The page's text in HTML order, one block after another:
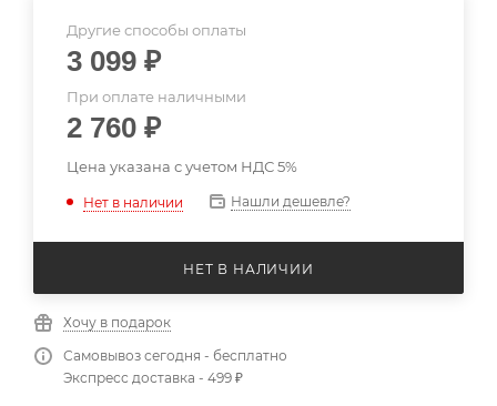
Другие способы оплаты
3 099 ₽
При оплате наличными
2 760 ₽
Цена указана с учетом НДС 5%
Нет в наличии Нашли дешевле?
НЕТ В НАЛИЧИИ
Хочу в подарок
Самовывоз сегодня - бесплатно
Экспресс доставка - 499 ₽